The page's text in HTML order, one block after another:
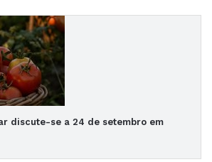
discute-se a 24 de setembro em